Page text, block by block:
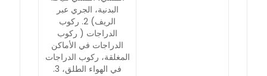
البدنية، الجري عبر
الريف) 2. ركوب
الدراجات ( ركوب
الدراجات في الأماكن
المغلقة، ركوب الدراجات
في الهواء الطلق، 3.